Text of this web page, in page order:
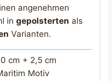
angenehmen
in gepolsterten als
Varianten.
cm + 2,5 cm
Motiv